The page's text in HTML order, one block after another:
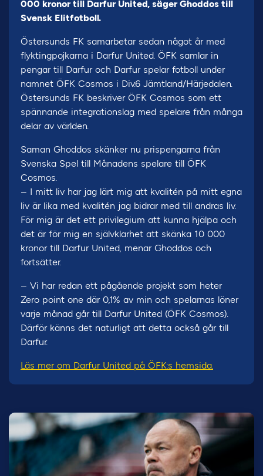
000 kronor till Darfur United, säger Ghoddos till
Svensk Elitfotboll.
Östersunds FK samarbetar sedan något år med
flyktingpojkarna i Darfur United. ÖFK samlar in
pengar till Darfur och Darfur spelar fotboll under
namnet ÖFK Cosmos i Div.6 Jämtland/Härjedalen.
Östersunds FK beskriver ÖFK Cosmos som ett
spännande integrationslag med spelare från många
delar av världen.
Saman Ghoddos skänker nu prispengarna från
Svenska Spel till Månadens spelare till ÖFK
Cosmos.
– I mitt liv har jag lärt mig att kvalitén på mitt egna
liv är lika med kvalitén jag bidrar med till andras liv.
För mig är det ett privilegium att kunna hjälpa och
det är för mig en självklarhet att skänka 10 000
kronor till Darfur United, menar Ghoddos och
fortsätter.
– Vi har redan ett pågående projekt som heter
Zero point one där 0,1% av min och spelarnas löner
varje månad går till Darfur United (ÖFK Cosmos).
Därför känns det naturligt att detta också går till
Darfur.
Läs mer om Darfur United på ÖFK:s hemsida.